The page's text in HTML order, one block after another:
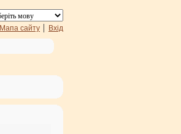
Мапа сайту Вхід